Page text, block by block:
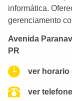
informática.
gerenciamento
Avenida
PR
ver horario
ver telefone